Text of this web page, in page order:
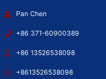
Pan Chen
+86 371-60900389
+86 13526538098
+8613526538098